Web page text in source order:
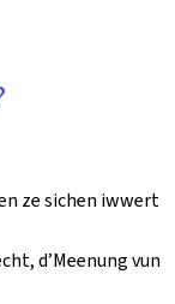
ze sichen iwwert
d’Meenung vun